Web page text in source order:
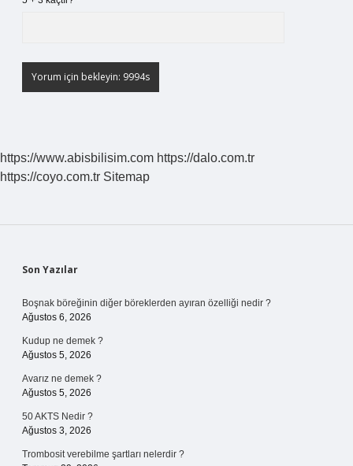
https://www.abisbilisim.com https://dalo.com.tr
https://coyo.com.tr Sitemap
Sidebar
Son Yazılar
Boşnak böreğinin diğer böreklerden ayıran özelliği nedir ?
Ağustos 6, 2026
Kudup ne demek ?
Ağustos 5, 2026
Avarız ne demek ?
Ağustos 5, 2026
50 AKTS Nedir ?
Ağustos 3, 2026
Trombosit verebilme şartları nelerdir ?